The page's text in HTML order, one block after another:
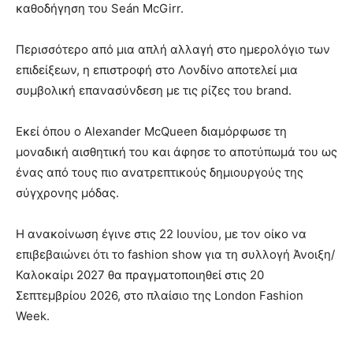
καθοδήγηση του Seán McGirr.
Περισσότερο από μια απλή αλλαγή στο ημερολόγιο των
επιδείξεων, η επιστροφή στο Λονδίνο αποτελεί μια
συμβολική επανασύνδεση με τις ρίζες του brand.
Εκεί όπου ο Alexander McQueen διαμόρφωσε τη
μοναδική αισθητική του και άφησε το αποτύπωμά του ως
ένας από τους πιο ανατρεπτικούς δημιουργούς της
σύγχρονης μόδας.
Η ανακοίνωση έγινε στις 22 Ιουνίου, με τον οίκο να
επιβεβαιώνει ότι το fashion show για τη συλλογή Άνοιξη/
Καλοκαίρι 2027 θα πραγματοποιηθεί στις 20
Σεπτεμβρίου 2026, στο πλαίσιο της London Fashion
Week.